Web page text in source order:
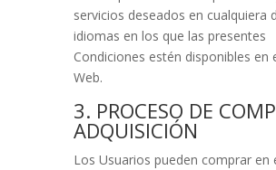
servicios deseados en cualquiera
idiomas en los que las presentes
Condiciones estén disponibles en
Web.
3. PROCESO DE
ADQUISICIÓN
Los Usuarios pueden comprar en